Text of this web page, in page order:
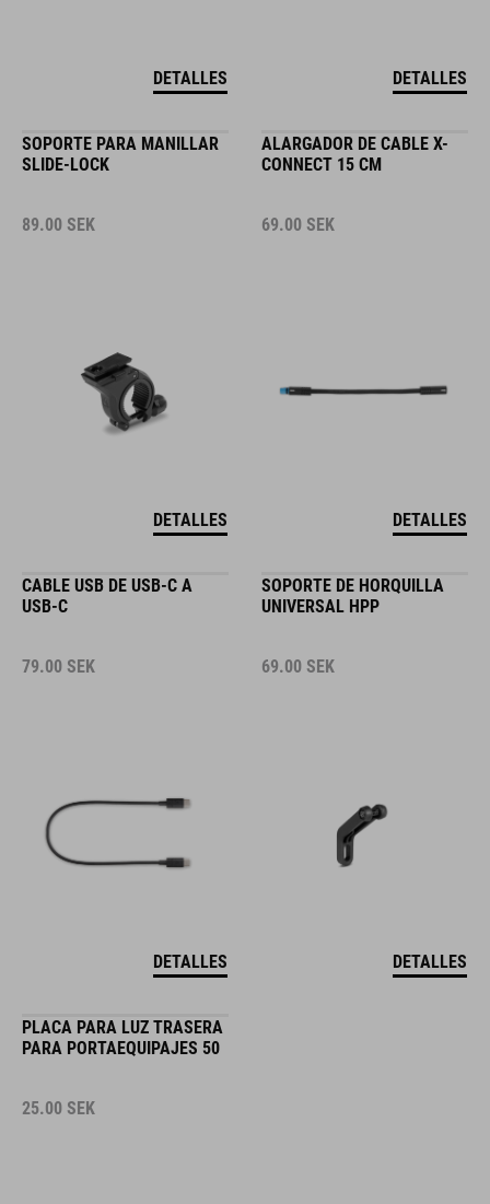
DETALLES DETALLES
SOPORTE PARA MANILLAR
SLIDE-LOCK
89.00 SEK
DETALLES
ALARGADOR DE CABLE X-
CONNECT 15 CM
69.00 SEK
DETALLES
CABLE USB DE USB-C A
USB-C
79.00 SEK
DETALLES
SOPORTE DE HORQUILLA
UNIVERSAL HPP
69.00 SEK
DETALLES
PLACA PARA LUZ TRASERA
PARA PORTAEQUIPAJES 50
25.00 SEK